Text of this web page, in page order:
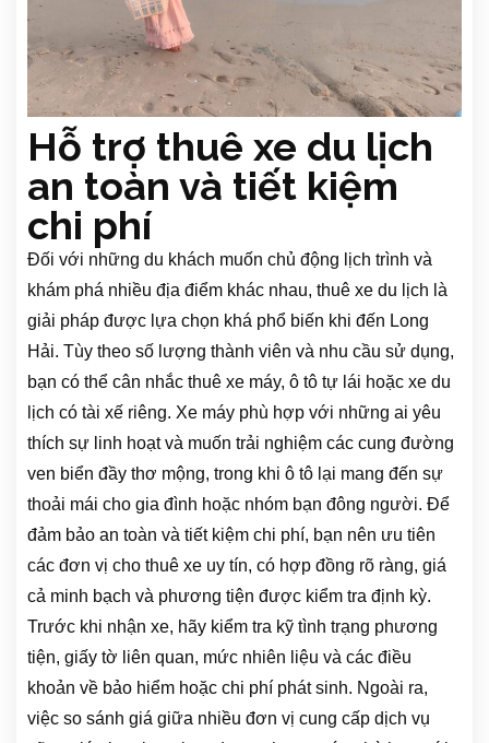
Hỗ trợ thuê xe du lịch
an toàn và tiết kiệm
chi phí
Đối với những du khách muốn chủ động lịch trình và
khám phá nhiều địa điểm khác nhau, thuê xe du lịch là
giải pháp được lựa chọn khá phổ biến khi đến Long
Hải. Tùy theo số lượng thành viên và nhu cầu sử dụng,
bạn có thể cân nhắc thuê xe máy, ô tô tự lái hoặc xe du
lịch có tài xế riêng. Xe máy phù hợp với những ai yêu
thích sự linh hoạt và muốn trải nghiệm các cung đường
ven biển đầy thơ mộng, trong khi ô tô lại mang đến sự
thoải mái cho gia đình hoặc nhóm bạn đông người. Để
đảm bảo an toàn và tiết kiệm chi phí, bạn nên ưu tiên
các đơn vị cho thuê xe uy tín, có hợp đồng rõ ràng, giá
cả minh bạch và phương tiện được kiểm tra định kỳ.
Trước khi nhận xe, hãy kiểm tra kỹ tình trạng phương
tiện, giấy tờ liên quan, mức nhiên liệu và các điều
khoản về bảo hiểm hoặc chi phí phát sinh. Ngoài ra,
việc so sánh giá giữa nhiều đơn vị cung cấp dịch vụ